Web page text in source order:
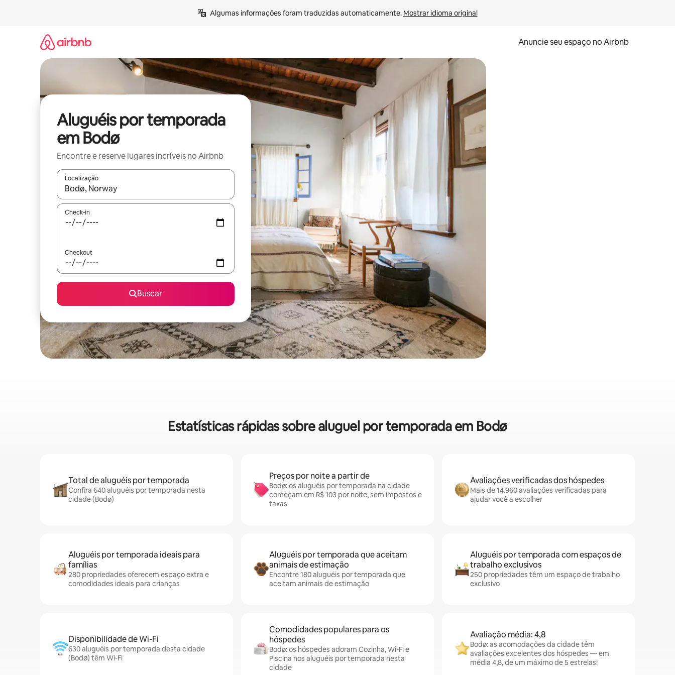
Algumas informações foram traduzidas automaticamente. Mostrar idioma original
Anuncie seu espaço no Airbnb
Aluguéis por temporada
em Bodø
Encontre e reserve lugares incríveis no Airbnb
Localização
Quando os resultados estiverem disponíveis, explore-os usando as seta para cima e para baixo do teclado ou tocando e deslizando o dedo na tela.
Check-in
Checkout
Buscar
Estatísticas rápidas sobre aluguel por temporada em Bodø
Total de aluguéis por temporada
Confira 640 aluguéis por temporada nesta
cidade (Bodø)
Preços por noite a partir de
Bodø: os aluguéis por temporada na cidade
começam em R$ 103 por noite, sem impostos e
taxas
Avaliações verificadas dos hóspedes
Mais de 14.960 avaliações verificadas para
ajudar você a escolher
Aluguéis por temporada ideais para
famílias
280 propriedades oferecem espaço extra e
comodidades ideais para crianças
Aluguéis por temporada que aceitam
animais de estimação
Encontre 180 aluguéis por temporada que
aceitam animais de estimação
Aluguéis por temporada com espaços de
trabalho exclusivos
250 propriedades têm um espaço de trabalho
exclusivo
Disponibilidade de Wi-Fi
630 aluguéis por temporada desta cidade
(Bodø) têm Wi-Fi
Comodidades populares para os
hóspedes
Bodø: os hóspedes adoram Cozinha, Wi-Fi e
Piscina nos aluguéis por temporada nesta
cidade
Avaliação média: 4,8
Bodø: as acomodações da cidade têm
avaliações excelentes dos hóspedes — em
média 4,8, de um máximo de 5 estrelas!